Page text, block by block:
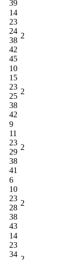
39
14
23
24
38
42
45
2
10
15
23
25
38
42
2
9
11
23
29
38
41
2
6
10
23
28
38
43
2
14
23
34